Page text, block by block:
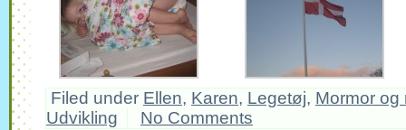
Filed under Ellen, Karen, Legetøj, Mormor og
Udvikling
No Comments